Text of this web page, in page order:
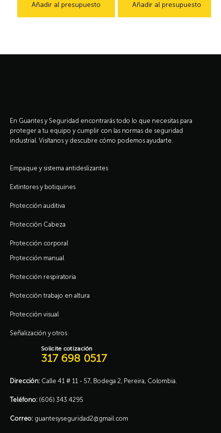
Añadir al presupuesto Añadir al presupuesto
En Guantes y Seguridad encontrarás todo lo que necesitas para
proteger a tu equipo y cumplir con las normas de seguridad
industrial. Visítanos y descubre cómo podemos ayudarte.
Empaque y sistema antideslizantes
Extintores y botiquines
Protección auditiva
Protección Cabeza
Protección corporal
Protección manual
Protección respiratoria
Protección trabajo en altura
Protección visual
Señalización y otros
Solicite cotización
317 698 0517
Dirección: Calle 41 # 11 - 57, Bodega 2, Pereira, Colombia.
Teléfono: (606) 343 4295
Correo: guantesyseguridad2@gmail.com